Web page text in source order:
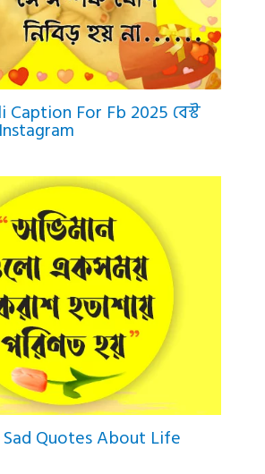
For Fb 2025 বেস্ট
Quotes About Life